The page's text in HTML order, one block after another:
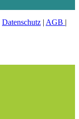
Datenschutz | AGB |